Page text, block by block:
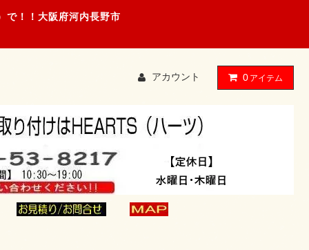
で！！大阪府河内長野市
アカウント 0 アイテム